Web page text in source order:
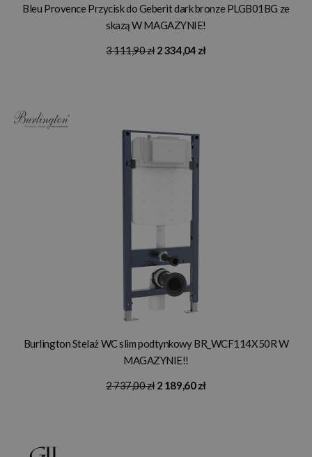
Bleu Provence Przycisk do Geberit dark bronze PLGB01BG ze
skazą W MAGAZYNIE!
3 111,90 zł 2 334,04 zł
Burlington Stelaż WC slim podtynkowy BR_WCF114X50R W
MAGAZYNIE!!
2 737,00 zł 2 189,60 zł